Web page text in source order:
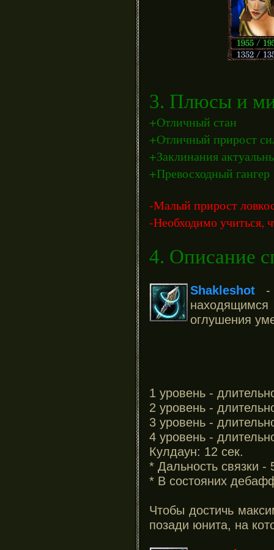
3. Плюсы и
+Отличный стан
+Отличный прирост
+Заклинания
+Превосходный гангер
-Малый прирост
-Необходимо учиться,
4. Описание
Shakleshot -
находящимся
оглушения
1 уровень -
2 уровень -
3 уровень -
4 уровень -
Кулдаун: 12 сек.
* Дальность связки -
* В состояних
Чтобы достичь
позади юнита, на